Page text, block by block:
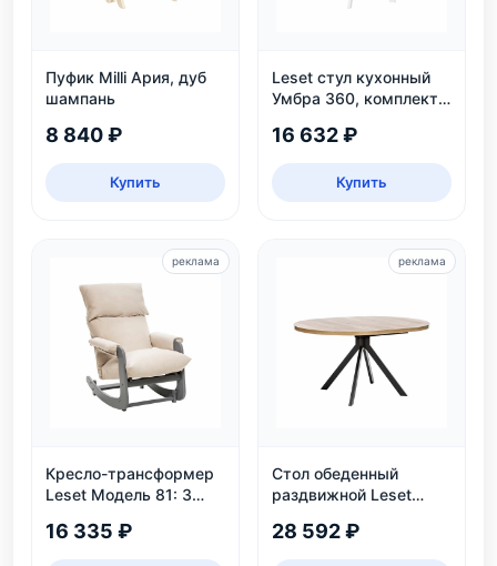
Пуфик Milli Ария, дуб
шампань
8 840 ₽
Купить
Leset стул кухонный
Умбра 360, комплект
16 632 ₽
Купить
Кресло-трансформер
Leset Модель 81: 3
нагрузка 130 кг
16 335 ₽
реклама
Стол обеденный
раздвижной Leset
безопасный, ЛДСП,
28 592 ₽
реклама